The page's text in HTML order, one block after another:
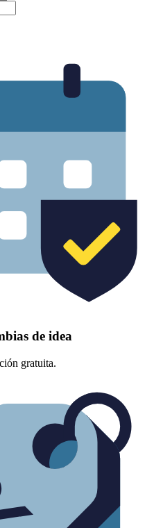
de idea
gratuita.